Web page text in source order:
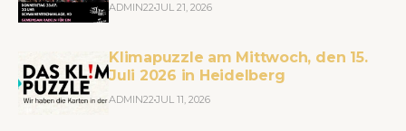
ADMIN22 JUL 21, 2026
Klimapuzzle am Mittwoch, den 15.
Juli 2026 in Heidelberg
ADMIN22 JUL 11, 2026